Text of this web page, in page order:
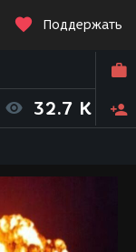
Поддержать
32.7 K